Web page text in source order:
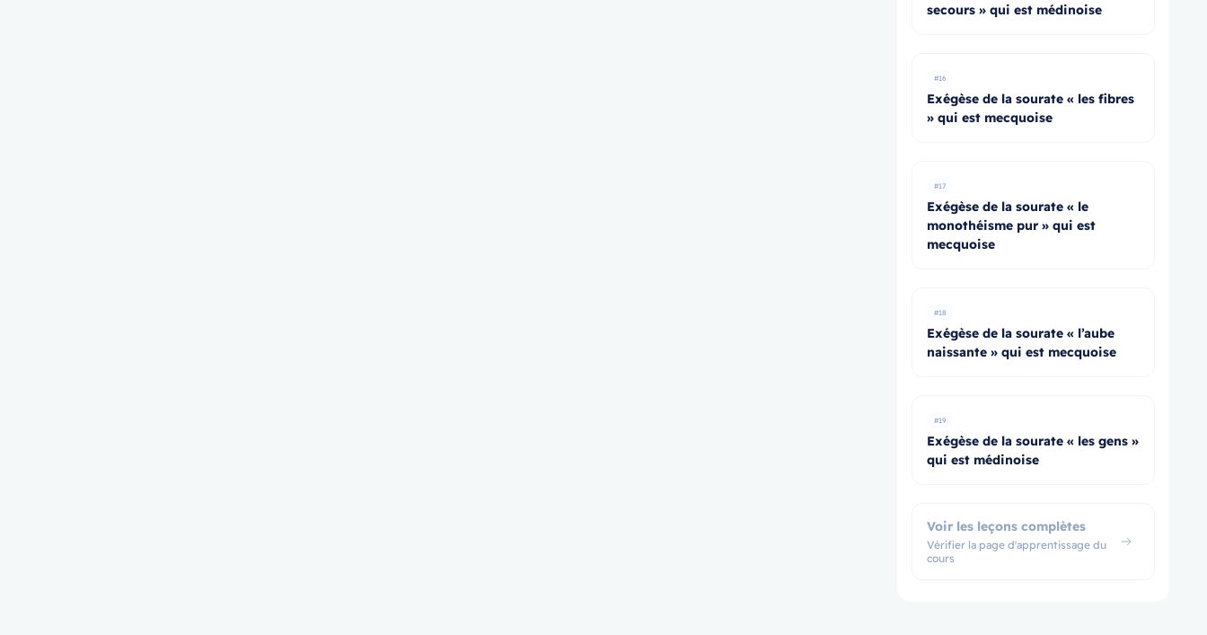
secours » qui est médinoise
#16
Exégèse de la sourate « les fibres
» qui est mecquoise
#17
Exégèse de la sourate « le
monothéisme pur » qui est
mecquoise
#18
Exégèse de la sourate « l’aube
naissante » qui est mecquoise
#19
Exégèse de la sourate « les gens »
qui est médinoise
Voir les leçons complètes
Vérifier la page d'apprentissage du
cours